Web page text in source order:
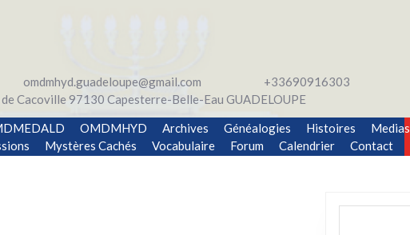
omdmhyd.guadeloupe@gmail.com +33690916303
de Cacoville 97130 Capesterre-Belle-Eau GUADELOUPE
OMDMHYD Archives Généalogies Histoires
Medias
Mystères Cachés Vocabulaire Forum Calendrier Contact